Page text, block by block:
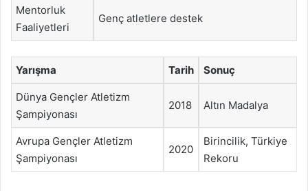
Mentorluk
Faaliyetleri
Genç atletlere destek
Yarışma Tarih Sonuç
Dünya Gençler Atletizm
Şampiyonası
2018 Altın Madalya
Avrupa Gençler Atletizm
Şampiyonası
2020
Birincilik, Türkiye
Rekoru